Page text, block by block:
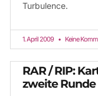
Turbulence.
1. April 2009 Keine
RAR / RIP:
zweite Runde